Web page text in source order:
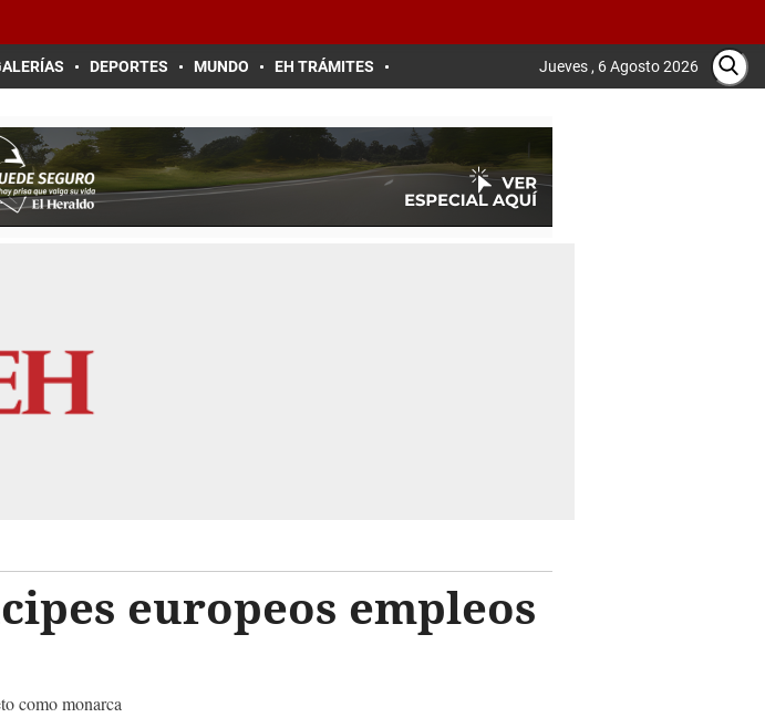
DEPORTES MUNDO EH TRÁMITES Jueves , 6 Agosto 2026
europeos empleos
como monarca